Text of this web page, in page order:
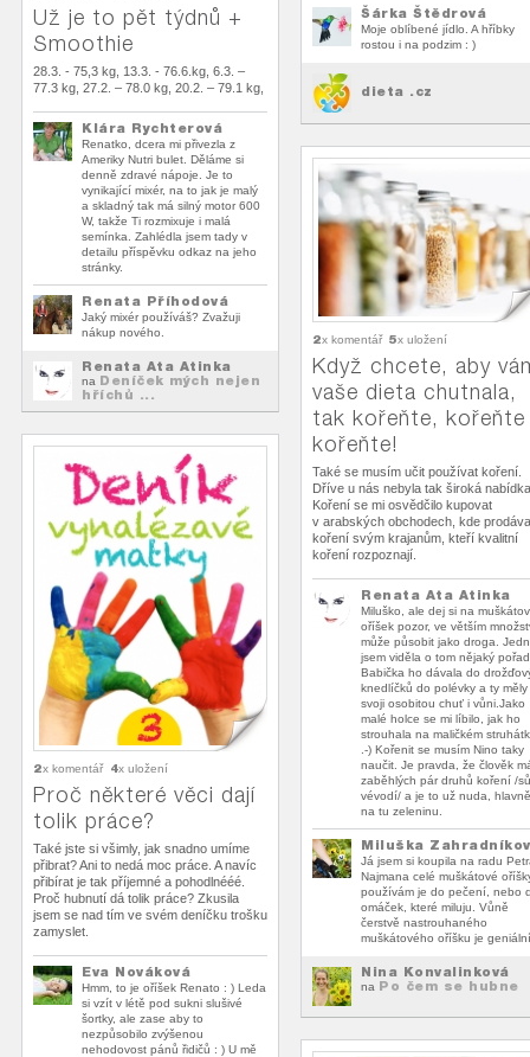
Šárka Štědrová
Moje oblíbené jídlo. A hříbky
rostou i na podzim : )
dieta .cz
Už je to pět týdnů +
Smoothie
28.3. - 75,3 kg, 13.3. - 76.6.kg, 6.3. –
77.3 kg, 27.2. – 78.0 kg, 20.2. – 79.1 kg,
Klára Rychterová
Renatko, dcera mi přivezla z
Ameriky Nutri bulet. Děláme si
denně zdravé nápoje. Je to
vynikající mixér, na to jak je malý
a skladný tak má silný motor 600
W, takže Ti rozmixuje i malá
semínka. Zahlédla jsem tady v
detailu příspěvku odkaz na jeho
stránky.
Renata Příhodová
Jaký mixér používáš? Zvažuji
nákup nového.
Renata Ata Atinka
na Deníček mých nejen
hříchů ...
2x komentář 5x uložení
Když chcete, aby
vaše dieta chutnala,
tak kořeňte, kořeňte
kořeňte!
Také se musím učit používat koření.
Dříve u nás nebyla tak široká
Koření se mi osvědčilo kupovat
v arabských obchodech, kde
koření svým krajanům, kteří kvalitní
koření rozpoznají.
Renata Ata Atinka
Miluško, ale dej si na
oříšek pozor, ve větším
může působit jako droga.
jsem viděla o tom nějaký
Babička ho dávala do
knedlíčků do polévky a ty měly
svoji osobitou chuť i vůni.Jako
malé holce se mi líbilo, jak ho
strouhala na maličkém
.-) Kořenit se musím Nino taky
naučit. Je pravda, že člověk
zaběhlých pár druhů koření /
vévodí/ a je to už nuda, hlavně
na tu zeleninu.
Miluška
Já jsem si koupila na radu
Najmana celé muškátové
používám je do pečení, nebo
omáček, které miluju. Vůně
čerstvě nastrouhaného
muškátového oříšku je
Nina Konvalinková
na Po čem se hubne
2x komentář 4x uložení
Proč některé věci dají
tolik práce?
Také jste si všimly, jak snadno umíme
přibrat? Ani to nedá moc práce. A navíc
přibírat je tak příjemné a pohodlnééé.
Proč hubnutí dá tolik práce? Zkusila
jsem se nad tím ve svém deníčku trošku
zamyslet.
Eva Nováková
Hmm, to je oříšek Renato : ) Leda
si vzít v létě pod sukni slušivé
šortky, ale zase aby to
nezpůsobilo zvýšenou
nehodovost pánů řidičů : ) U mě